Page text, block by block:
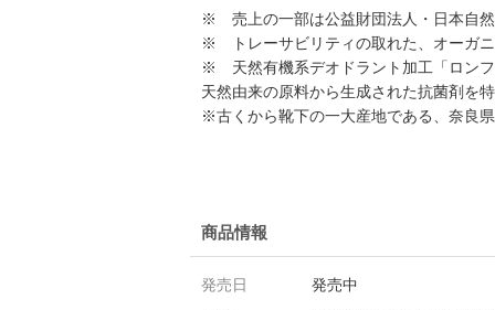
※ 売上の一部は公益財団法人・日本自
※ トレーサビリティの取れた、オーガ
※ 天然有機系デオドラント加工「ロン
天然由来の原料から生成された抗菌剤を
※古くから靴下の一大産地である、奈良
商品情報
発売日
発売中